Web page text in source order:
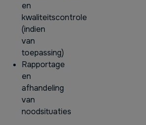
en
kwaliteitscontrole
(indien
van
toepassing)
Rapportage
en
afhandeling
van
noodsituaties